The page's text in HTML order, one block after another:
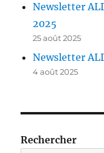
Newsletter
2025
25 août 2025
Newsletter
4 août 2025
Rechercher